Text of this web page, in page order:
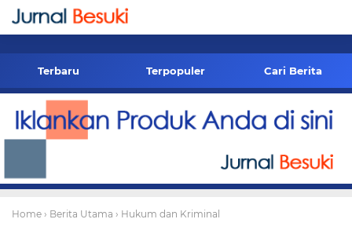
-->
Terbaru Terpopuler Cari Berita
Home › Berita Utama › Hukum dan Kriminal